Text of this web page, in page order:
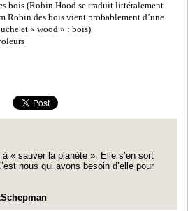
bois (Robin Hood se traduit littéralement
Robin des bois vient probablement d’une
et « wood » : bois)
à « sauver la planète ». Elle s’en sort
nous qui avons besoin d’elle pour